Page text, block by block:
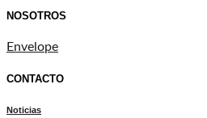
NOSOTROS
Envelope
CONTACTO
Noticias